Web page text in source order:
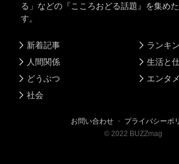
る」などの『こころおどる話題』を集め
す。
新着記事
人間関係
どうぶつ
社会
ランキ
生活と
エンタメ
お問い合わせ ・ プライバシーポ
© 2022 BUZZmag